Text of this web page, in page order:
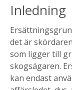
Inledning
det är
som ligger till
skogsägaren.
kan endast